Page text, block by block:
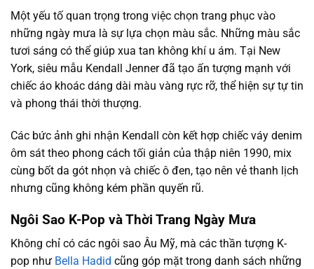
Một yếu tố quan trọng trong việc chọn trang phục vào
những ngày mưa là sự lựa chọn màu sắc. Những màu sắc
tươi sáng có thể giúp xua tan không khí u ám. Tại New
York, siêu mẫu Kendall Jenner đã tạo ấn tượng mạnh với
chiếc áo khoác dáng dài màu vàng rực rỡ, thể hiện sự tự tin
và phong thái thời thượng.
Các bức ảnh ghi nhận Kendall còn kết hợp chiếc váy denim
ôm sát theo phong cách tối giản của thập niên 1990, mix
cùng bốt da gót nhọn và chiếc ô đen, tạo nên vẻ thanh lịch
nhưng cũng không kém phần quyến rũ.
Ngôi Sao K-Pop và Thời Trang Ngày Mưa
Không chỉ có các ngôi sao Âu Mỹ, mà các thần tượng K-
pop như Bella Hadid cũng góp mặt trong danh sách những